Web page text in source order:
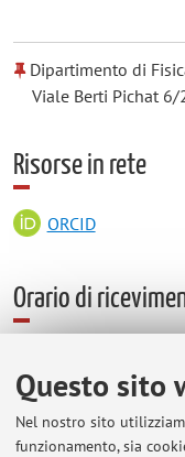
Questo sito
Nel nostro sito
funzionamento, sia
Dipartimento di
Viale Berti Pichat
Risorse in rete
ORCID
Orario di
Altrimenti, il
Lo studio è in Viale